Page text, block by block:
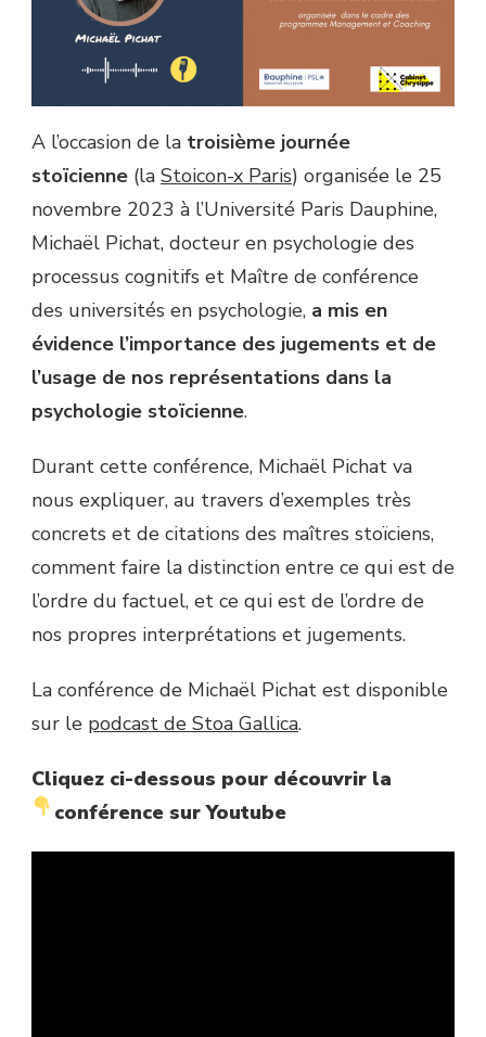
NÉGATIF
–
PICHAT
2023)
A l’occasion de la troisième journée
stoïcienne (la Stoicon-x Paris) organisée le 25
novembre 2023 à l’Université Paris Dauphine,
Michaël Pichat, docteur en psychologie des
processus cognitifs et Maître de conférence
des universités en psychologie, a mis en
évidence l’importance des jugements et de
l’usage de nos représentations dans la
psychologie stoïcienne.
Durant cette conférence, Michaël Pichat va
nous expliquer, au travers d’exemples très
concrets et de citations des maîtres stoïciens,
comment faire la distinction entre ce qui est de
l’ordre du factuel, et ce qui est de l’ordre de
nos propres interprétations et jugements.
La conférence de Michaël Pichat est disponible
sur le podcast de Stoa Gallica.
Cliquez ci-dessous pour découvrir la
conférence sur Youtube